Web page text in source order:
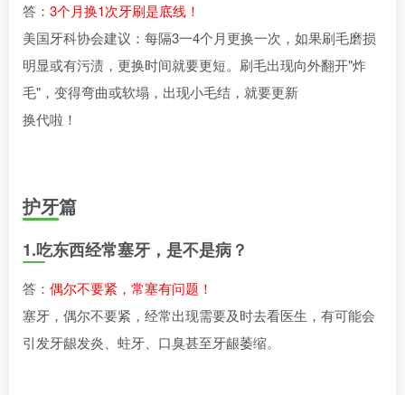
答： 3个月换1次牙刷是底线！
美国牙科协会建议：每隔3一4个月更换一次，如果刷毛磨损
明显或有污渍，更换时间就要更短。刷毛出现向外翻开"炸
毛"，变得弯曲或软塌，出现小毛结，就要更新
换代啦！
护牙篇
1.吃东西经常塞牙，是不是病？
答： 偶尔不要紧，常塞有问题！
塞牙，偶尔不要紧，经常出现需要及时去看医生，有可能会
引发牙龈发炎、蛀牙、口臭甚至牙龈萎缩。